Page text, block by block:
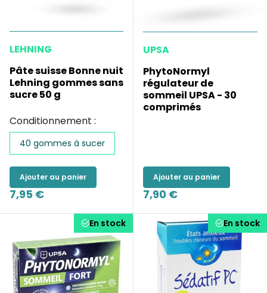
LEHNING
Pâte suisse Bonne nuit
Lehning gommes sans
sucre 50 g
Conditionnement :
40 gommes à sucer
Ajouter au panier
7,95 €
UPSA
PhytoNormyl
régulateur de
sommeil UPSA - 30
comprimés
Ajouter au panier
7,90 €
En stock En stock